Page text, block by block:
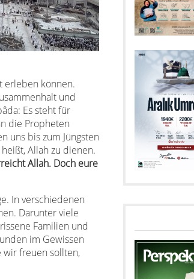
erleben können.
und
Es steht für
die Propheten
uns bis zum Jüngsten
Allah zu dienen.
Allah. Doch eure
In verschiedenen
Darunter viele
Familien und
im Gewissen
wir freuen sollten,